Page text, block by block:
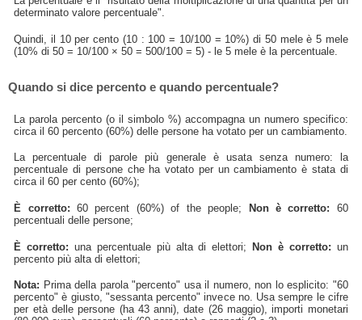
determinato valore percentuale".
Quindi, il 10 per cento (10 : 100 = 10/100 = 10%) di 50 mele è 5 mele
(10% di 50 = 10/100 × 50 = 500/100 = 5) - le 5 mele è la percentuale.
Quando si dice percento e quando percentuale?
La parola percento (o il simbolo %) accompagna un numero specifico:
circa il 60 percento (60%) delle persone ha votato per un cambiamento.
La percentuale di parole più generale è usata senza numero: la
percentuale di persone che ha votato per un cambiamento è stata di
circa il 60 per cento (60%);
È corretto: 60 percent (60%) of the people; Non è corretto: 60
percentuali delle persone;
È corretto: una percentuale più alta di elettori;Non è corretto: un
percento più alta di elettori;
Nota: Prima della parola "percento" usa il numero, non lo esplicito: "60
percento" è giusto, "sessanta percento" invece no. Usa sempre le cifre
per età delle persone (ha 43 anni), date (26 maggio), importi monetari